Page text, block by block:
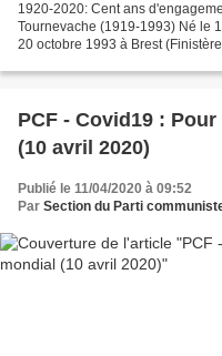
1920-2020: Cent ans
Tournevache (1919-1993) Né le
20 octobre 1993 à Brest
PCF - Covid19 :
(10 avril 2020)
Publié le 11/04/2020 à 09:52
Par Section du Parti